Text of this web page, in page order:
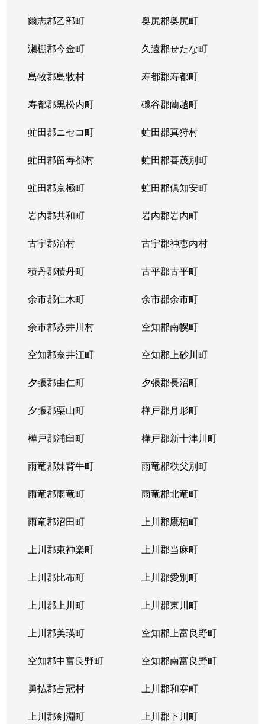
爾志郡乙部町 奥尻郡奥尻町
瀬棚郡今金町 久遠郡せたな町
島牧郡島牧村 寿都郡寿都町
寿都郡黒松内町 磯谷郡蘭越町
虻田郡ニセコ町 虻田郡真狩村
虻田郡留寿都村 虻田郡喜茂別町
虻田郡京極町 虻田郡倶知安町
岩内郡共和町 岩内郡岩内町
古宇郡泊村 古宇郡神恵内村
積丹郡積丹町 古平郡古平町
余市郡仁木町 余市郡余市町
余市郡赤井川村 空知郡南幌町
空知郡奈井江町 空知郡上砂川町
夕張郡由仁町 夕張郡長沼町
夕張郡栗山町 樺戸郡月形町
樺戸郡浦臼町 樺戸郡新十津川町
雨竜郡妹背牛町 雨竜郡秩父別町
雨竜郡雨竜町 雨竜郡北竜町
雨竜郡沼田町 上川郡鷹栖町
上川郡東神楽町 上川郡当麻町
上川郡比布町 上川郡愛別町
上川郡上川町 上川郡東川町
上川郡美瑛町 空知郡上富良野町
空知郡中富良野町 空知郡南富良野町
勇払郡占冠村 上川郡和寒町
上川郡剣淵町 上川郡下川町